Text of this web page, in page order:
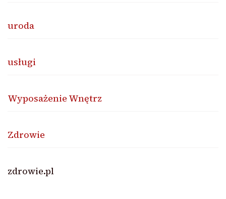
uroda
usługi
Wyposażenie Wnętrz
Zdrowie
zdrowie.pl